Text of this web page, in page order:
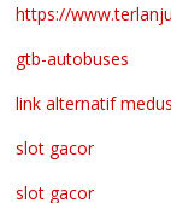
https://
gtb-autobuses
link alternatif
slot gacor
slot gacor